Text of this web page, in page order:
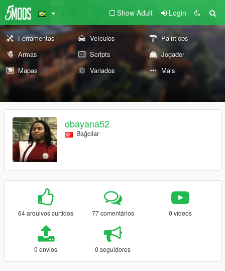
Show Adult Login
Ferramentas Veículos
Paintjobs
Armas
Scripts
Jogador
Mapas
Variados Mais
obayana52
Bağcılar
64 arquivos curtidos 77 comentários 0 vídeos
0 envios 0 seguidores